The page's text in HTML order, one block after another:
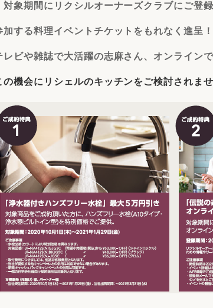
対象期間にリクシルオーナーズクラブにご登
加する料理イベントチケットをもれなく進呈！
レビや雑誌で大活躍の志麻さん、オンライン
の機会に リシェルのキッチンをご検討されま